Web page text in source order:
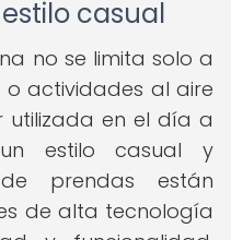
casual
no se limita solo a
actividades al aire
utilizada en el día a
estilo casual y
prendas están
de alta tecnología